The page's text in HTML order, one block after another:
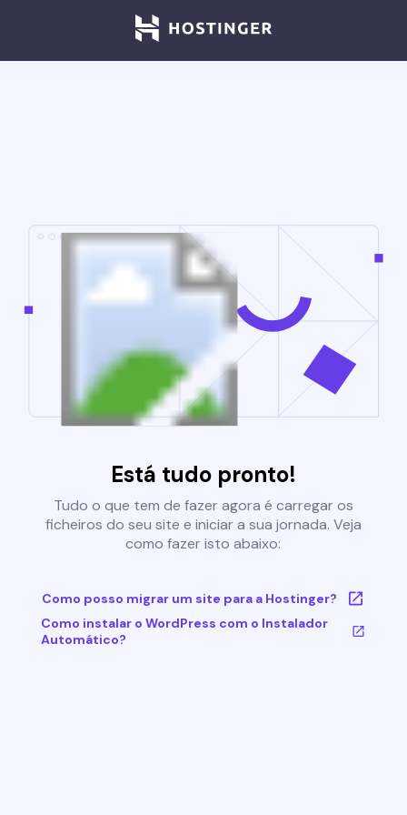
Está tudo pronto!
Tudo o que tem de fazer agora é carregar os
ficheiros do seu site e iniciar a sua jornada. Veja
como fazer isto abaixo:
Como posso migrar um site para a Hostinger?
Como instalar o WordPress com o Instalador
Automático?